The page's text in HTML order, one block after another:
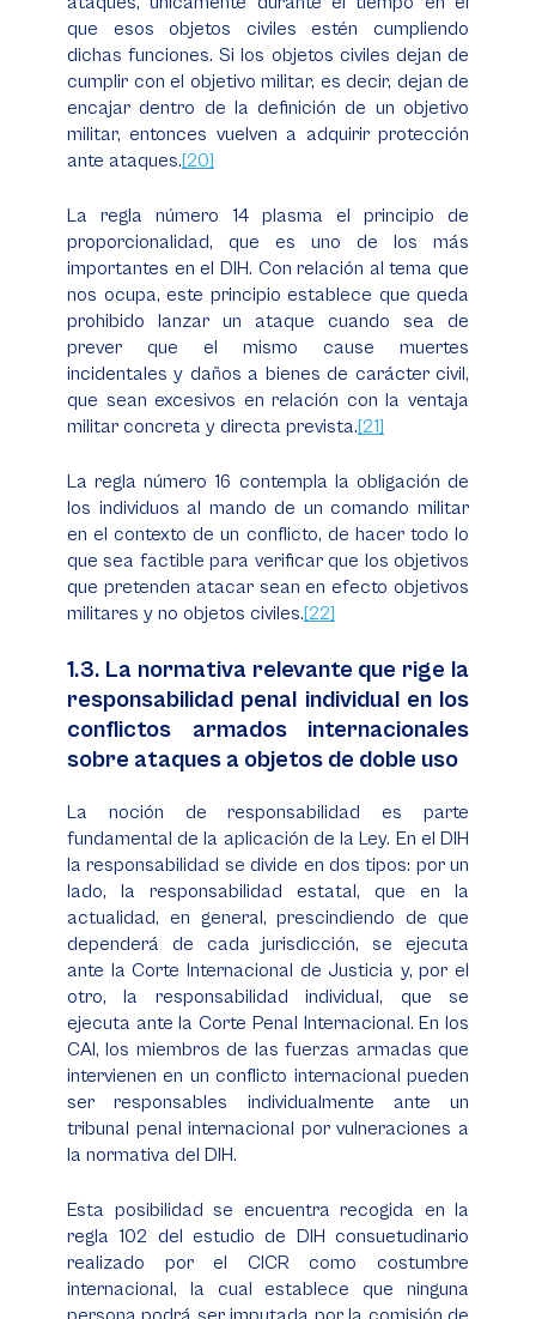
que esos objetos civiles estén cumpliendo
dichas funciones. Si los objetos civiles dejan de
cumplir con el objetivo militar, es decir, dejan de
encajar dentro de la definición de un objetivo
militar, entonces vuelven a adquirir protección
ante ataques.[20]
La regla número 14 plasma el principio de
proporcionalidad, que es uno de los más
importantes en el DIH. Con relación al tema que
nos ocupa, este principio establece que queda
prohibido lanzar un ataque cuando sea de
prever que el mismo cause muertes
incidentales y daños a bienes de carácter civil,
que sean excesivos en relación con la ventaja
militar concreta y directa prevista.[21]
La regla número 16 contempla la obligación de
los individuos al mando de un comando militar
en el contexto de un conflicto, de hacer todo lo
que sea factible para verificar que los objetivos
que pretenden atacar sean en efecto objetivos
militares y no objetos civiles.[22]
1.3. La normativa relevante que rige la
responsabilidad penal individual en los
conflictos armados internacionales
sobre ataques a objetos de doble uso
La noción de responsabilidad es parte
fundamental de la aplicación de la Ley. En el DIH
la responsabilidad se divide en dos tipos: por un
lado, la responsabilidad estatal, que en la
actualidad, en general, prescindiendo de que
dependerá de cada jurisdicción, se ejecuta
ante la Corte Internacional de Justicia y, por el
otro, la responsabilidad individual, que se
ejecuta ante la Corte Penal Internacional. En los
CAI, los miembros de las fuerzas armadas que
intervienen en un conflicto internacional pueden
ser responsables individualmente ante un
tribunal penal internacional por vulneraciones a
la normativa del DIH.
Esta posibilidad se encuentra recogida en la
regla 102 del estudio de DIH consuetudinario
realizado por el CICR como costumbre
internacional, la cual establece que ninguna